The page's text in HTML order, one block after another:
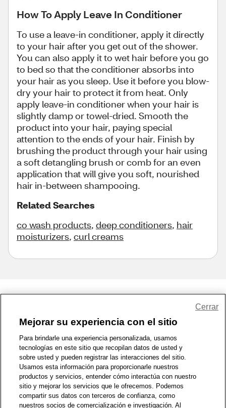
How To Apply Leave In Conditioner
To use a leave-in conditioner, apply it directly
to your hair after you get out of the shower.
You can also apply it to wet hair before you go
to bed so that the conditioner absorbs into
your hair as you sleep. Use it before you blow-
dry your hair to protect it from heat. Only
apply leave-in conditioner when your hair is
slightly damp or towel-dried. Smooth the
product into your hair, paying special
attention to the ends of your hair. Finish by
brushing the product through your hair using
a soft detangling brush or comb for an even
application that will give you soft, nourished
hair in-between shampooing.
Related Searches
co wash products, deep conditioners, hair
moisturizers, curl creams
1-800-679-9691 | Contáctenos | Términos de Uso | Accesibilidad
Política de Privacidad | WA Privacy Policy | Mapa del sitio
Zona de Bienestar | © 1999 - 2026 CVS.com
Mejorar su experiencia con el sitio
Para brindarle una experiencia personalizada, usamos
tecnologías en este sitio que recopilan datos de usted y
sobre usted y pueden registrar las interacciones del sitio.
Usamos esta información para proporcionarle nuestros
productos y servicios, entender cómo interactúa con nuestro
sitio y mejorar los servicios que le ofrecemos. Podemos
compartir sus datos con terceros de confianza, como
nuestros socios de comercialización e investigación. Al
Cerrar